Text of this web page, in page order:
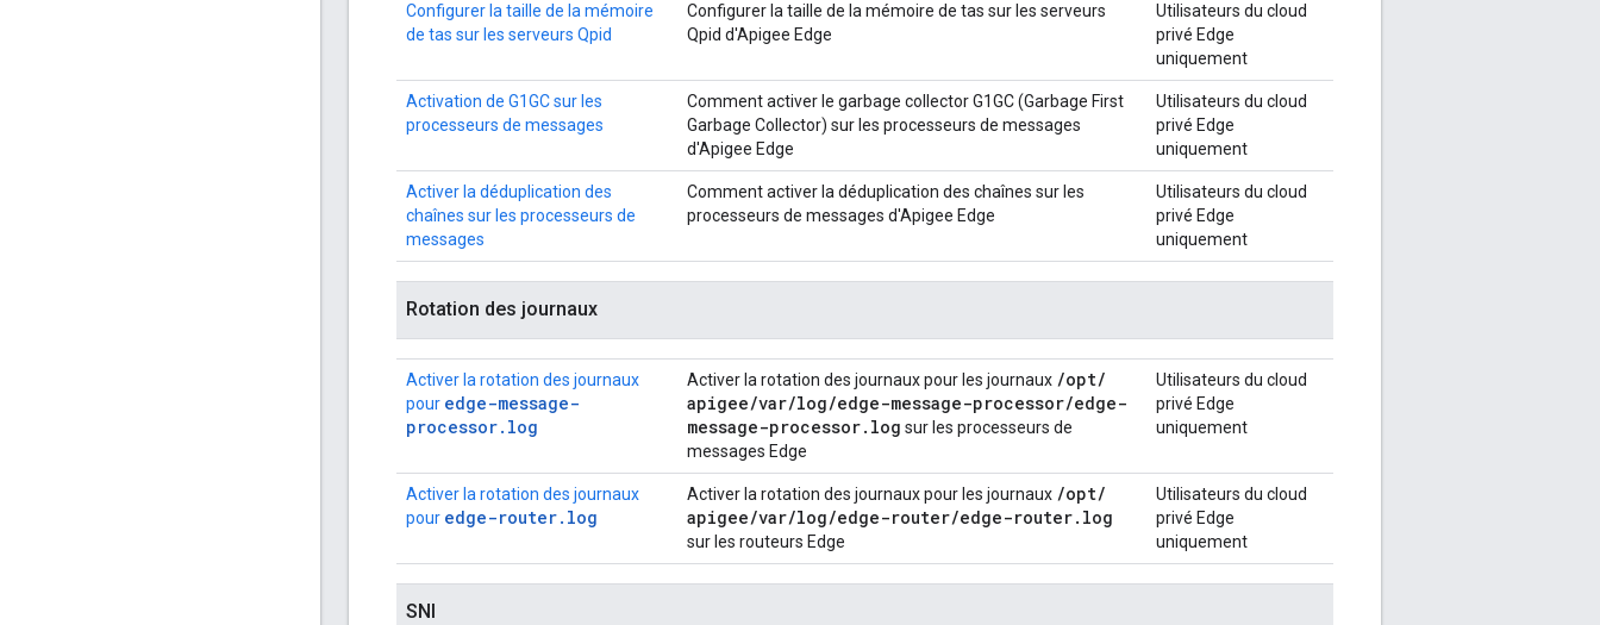
Configurer la taille de la mémoire
de tas sur les serveurs Qpid
Configurer la taille de la mémoire de tas sur les serveurs
Qpid d'Apigee Edge
Utilisateurs du cloud
privé Edge
uniquement
Activation de G1GC sur les
processeurs de messages
Comment activer le garbage collector G1GC (Garbage First
Garbage Collector) sur les processeurs de messages
d'Apigee Edge
Utilisateurs du cloud
privé Edge
uniquement
Activer la déduplication des
chaînes sur les processeurs de
messages
Comment activer la déduplication des chaînes sur les
processeurs de messages d'Apigee Edge
Utilisateurs du cloud
privé Edge
uniquement
Rotation des journaux
Activer la rotation des journaux
pour edge-message-
processor.log
Activer la rotation des journaux pour les journaux /opt/
apigee/var/log/edge-message-processor/edge-
message-processor. log sur les processeurs de
messages Edge
Utilisateurs du cloud
privé Edge
uniquement
Activer la rotation des journaux
pour edge-router.log
Activer la rotation des journaux pour les journaux /opt/
apigee/var/log/edge-router/edge-router. log
sur les routeurs Edge
Utilisateurs du cloud
privé Edge
uniquement
SNI